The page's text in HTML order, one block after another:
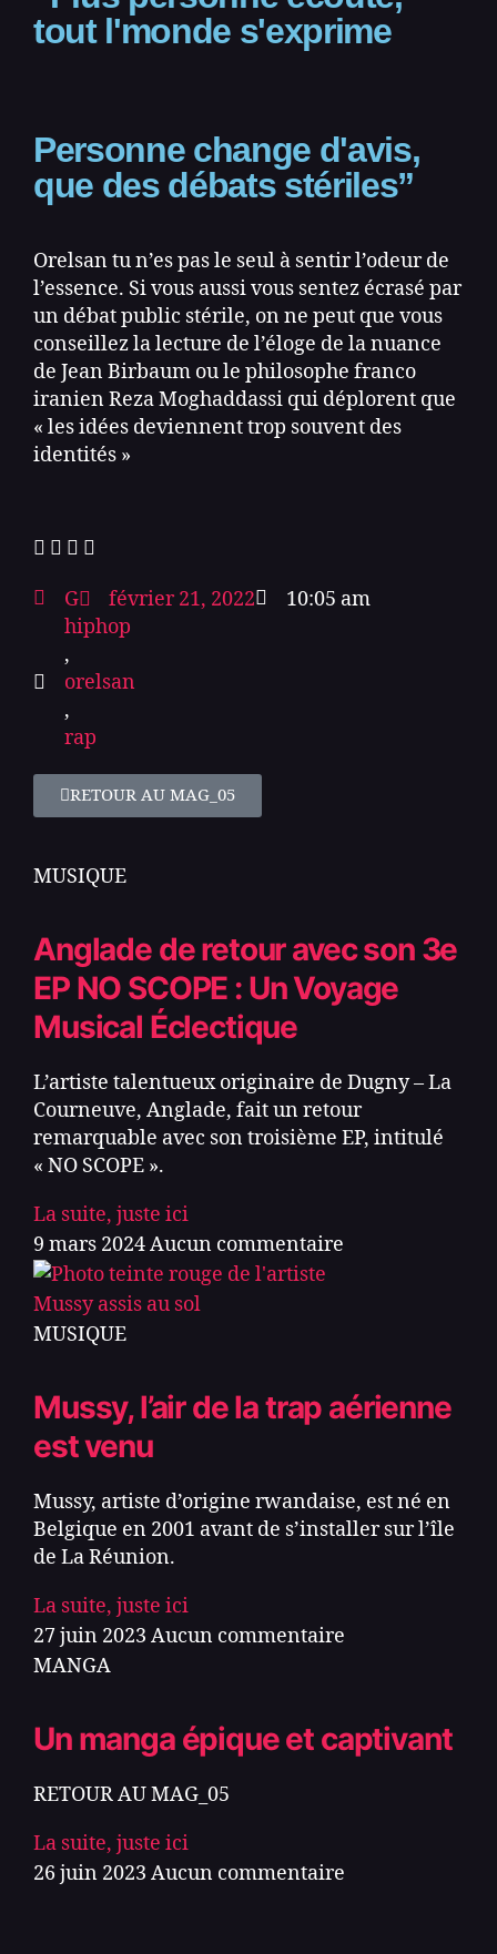
tout l'monde s'exprime
Personne change d'avis,
que des débats stériles”
Orelsan tu n’es pas le seul à sentir l’odeur de
l’essence. Si vous aussi vous sentez écrasé par
un débat public stérile, on ne peut que vous
conseillez la lecture de l’éloge de la nuance
de Jean Birbaum ou le philosophe franco
iranien Reza Moghaddassi qui déplorent que
« les idées deviennent trop souvent des
identités »
G février 21, 2022
10:05 am
hiphop
,
orelsan
,
rap
RETOUR AU MAG_05
MUSIQUE
Anglade de retour avec son 3e
EP NO SCOPE : Un Voyage
Musical Éclectique
L’artiste talentueux originaire de Dugny – La
Courneuve, Anglade, fait un retour
remarquable avec son troisième EP, intitulé
« NO SCOPE ».
La suite, juste ici
9 mars 2024Aucun commentaire
MUSIQUE
Mussy, l’air de la trap aérienne
est venu
Mussy, artiste d’origine rwandaise, est né en
Belgique en 2001 avant de s’installer sur l’île
de La Réunion.
La suite, juste ici
27 juin 2023 Aucun commentaire
MANGA
Un manga épique et captivant
RETOUR AU MAG_05
La suite, juste ici
26 juin 2023 Aucun commentaire